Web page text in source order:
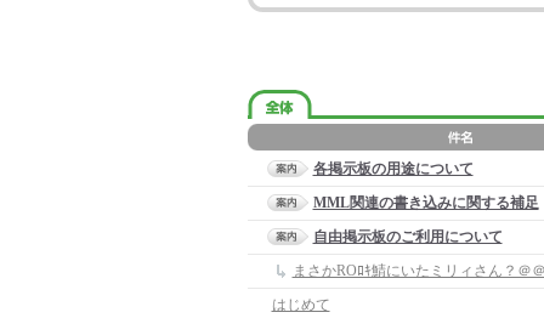
各掲示板の用途について
MML関連の書き込みに関する補足
自由掲示板のご利用について
まさかROﾛｷ鯖にいたミリィさん？＠
はじめて